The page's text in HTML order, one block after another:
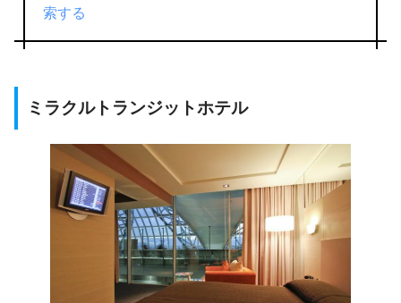
索する
ミラクルトランジットホテル